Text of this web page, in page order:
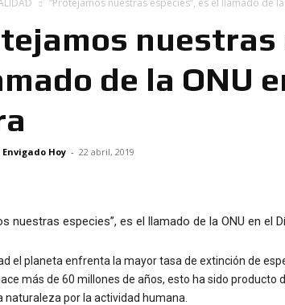
“Protejamos nuestras especies”, es el llamado de
nuestras
de la ONU
Hoy - 22 abril, 2019
el planeta enfrenta la mayor tasa de extinción de
más de 60 millones de años, esto ha sido producto
naturaleza por la actividad humana.